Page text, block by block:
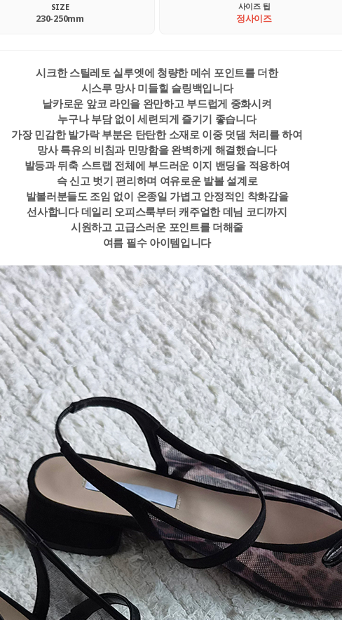
SIZE
230-250mm
사이즈 팁
정사이즈
시크한 스틸레토 실루엣에 청량한 메쉬 포인트를 더한
시스루 망사 미들힐 슬링백입니다
날카로운 앞코 라인을 완만하고 부드럽게 중화시켜
누구나 부담 없이 세련되게 즐기기 좋습니다
가장 민감한 발가락 부분은 탄탄한 소재로 이중 덧댐 처리를 하여
망사 특유의 비침과 민망함을 완벽하게 해결했습니다
발등과 뒤축 스트랩 전체에 부드러운 이지 밴딩을 적용하여
슥 신고 벗기 편리하며 여유로운 발볼 설계로
발볼러분들도 조임 없이 온종일 가볍고 안정적인 착화감을
선사합니다 데일리 오피스룩부터 캐주얼한 데님 코디까지
시원하고 고급스러운 포인트를 더해줄
여름 필수 아이템입니다